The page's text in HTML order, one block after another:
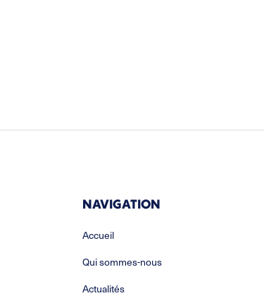
NAVIGATION
Accueil
Qui sommes-nous
Actualités